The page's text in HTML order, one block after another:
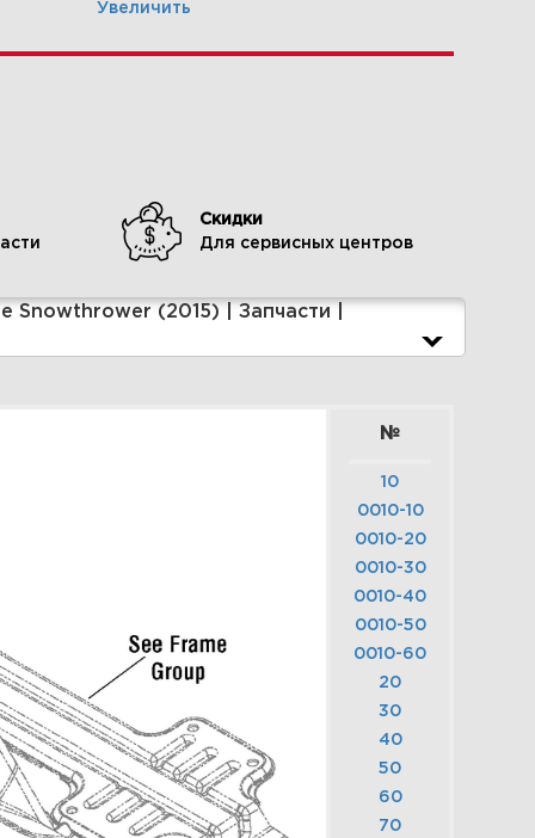
Увеличить
| 1696567-00
Parton 8.0 Gross
22" Single Stage
(2015) | Запчасти
|
22" Single Stage
(2015) | Запчасти
|
Увеличить
Скидки
Для сервисных центров
№
10
0010-10
0010-20
0010-30
0010-40
0010-50
0010-60
20
30
40
50
60
70